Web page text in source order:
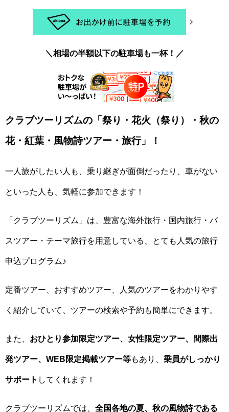
＼相場の半額以下の駐車場も一杯！／
クラブツーリズムの「祭り・花火（祭り）・秋の
花・紅葉・風物詩ツアー・旅行」！
一人旅がしたい人も、乗り継ぎが面倒だったり、車がない
といった人も、気軽に参加できます！
「クラブツーリズム」は、豊富な海外旅行・国内旅行・バ
スツアー・テーマ旅行を用意している、とても人気の旅行
申込プログラム♪
定番ツアー、おすすめツアー、人気のツアーをわかりやす
く紹介していて、ツアーの検索や予約も簡単にできます。
また、 おひとり参加限定ツアー、女性限定ツアー、間際出
発ツアー、WEB限定掲載ツアー等もあり、 乗員がしっかり
サポート してくれます！
クラブツーリズムでは、 全国各地の夏、秋の風物詩である